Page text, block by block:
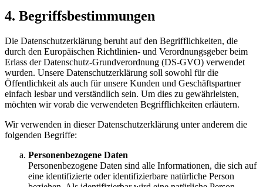
4. Begriffsbestimmungen
Die Datenschutzerklärung beruht auf den Begrifflichkeiten, die
durch den Europäischen Richtlinien- und Verordnungsgeber beim
Erlass der Datenschutz-Grundverordnung (DS-GVO) verwendet
wurden. Unsere Datenschutzerklärung soll sowohl für die
Öffentlichkeit als auch für unsere Kunden und Geschäftspartner
einfach lesbar und verständlich sein. Um dies zu gewährleisten,
möchten wir vorab die verwendeten Begrifflichkeiten erläutern.
Wir verwenden in dieser Datenschutzerklärung unter anderem die
folgenden Begriffe:
Personenbezogene Daten
Personenbezogene Daten sind alle Informationen, die sich auf
eine identifizierte oder identifizierbare natürliche Person